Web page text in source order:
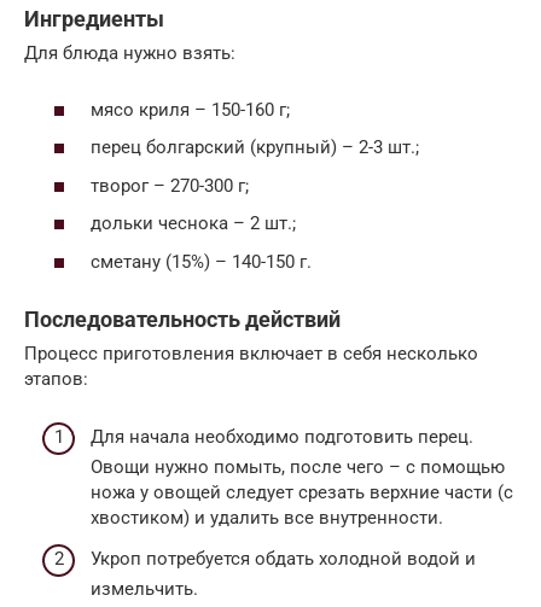
Ингредиенты
Для блюда нужно взять:
мясо криля – 150-160 г;
перец болгарский (крупный) – 2-3 шт.;
творог – 270-300 г;
дольки чеснока – 2 шт.;
сметану (15%) – 140-150 г.
Последовательность действий
Процесс приготовления включает в себя несколько
этапов:
Для начала необходимо подготовить перец.
Овощи нужно помыть, после чего – с помощью
ножа у овощей следует срезать верхние части (с
хвостиком) и удалить все внутренности.
Укроп потребуется обдать холодной водой и
измельчить.